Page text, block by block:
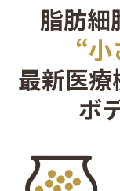
脂肪細
“小
最新医療
ボ